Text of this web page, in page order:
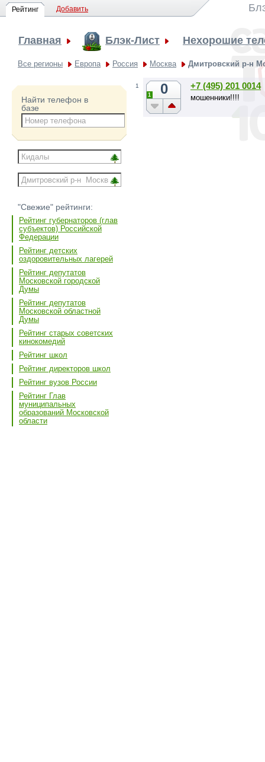
Рейтинг Добавить
Главная Блэк-Лист Нехорошие
Все регионы Европа Россия Москва Дмитровский р-н
Найти телефон в
базе
"Свежие" рейтинги:
Рейтинг губернаторов (глав
субъектов) Российской
Федерации
Рейтинг детских
оздоровительных лагерей
Рейтинг депутатов
Московской городской
Думы
Рейтинг депутатов
Московской областной
Думы
Рейтинг старых советских
кинокомедий
Рейтинг школ
Рейтинг директоров школ
Рейтинг вузов России
Рейтинг Глав
муниципальных
образований Московской
области
1 0
1
+7 (495) 201 0014
мошенники!!!!